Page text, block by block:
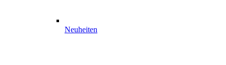
Neuheiten